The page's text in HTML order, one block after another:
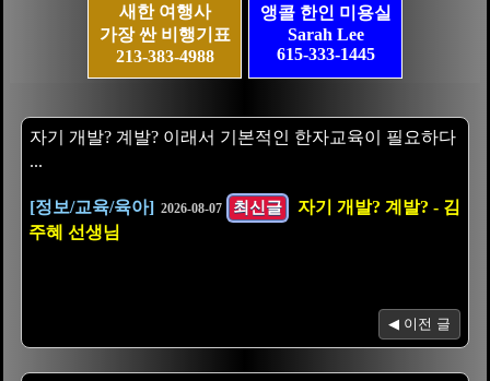
새한 여행사
가장 싼 비행기표
213-383-4988
앵콜 한인 미용실
Sarah Lee
615-333-1445
자기 개발? 계발? 이래서 기본적인 한자교육이 필요하다
...
[정보/교육/육아] 2026-08-07 최신글
자기 개발? 계발? - 김
주혜 선생님
◀ 이전 글